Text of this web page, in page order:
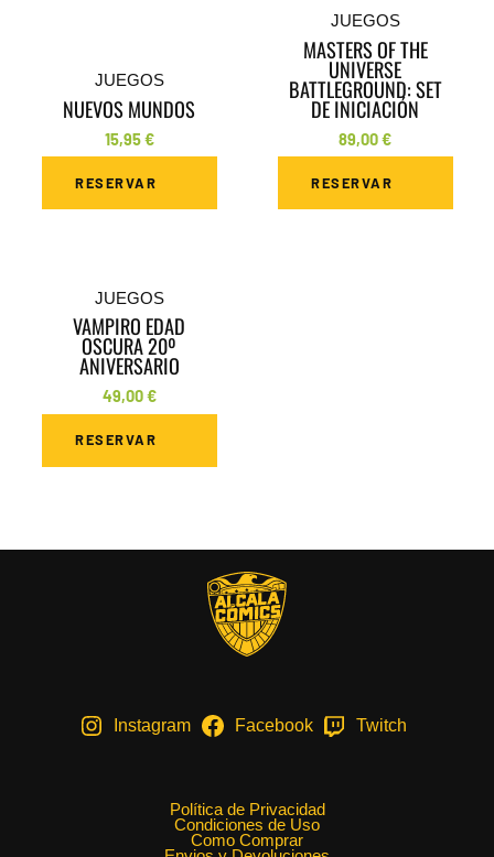
JUEGOS
NUEVOS MUNDOS
15,95€
RESERVAR
JUEGOS
MASTERS OF THE
UNIVERSE
BATTLEGROUND: SET
DE INICIACIÓN
89,00€
RESERVAR
JUEGOS
VAMPIRO EDAD
OSCURA 20º
ANIVERSARIO
49,00€
RESERVAR
Instagram Facebook Twitch
Política de Privacidad
Condiciones de Uso
Como Comprar